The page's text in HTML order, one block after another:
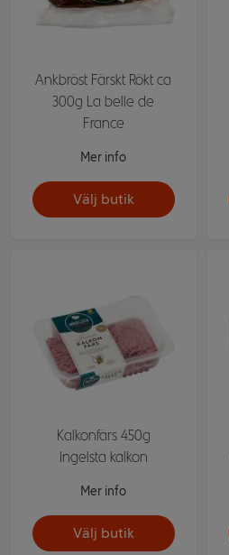
Ankbröst Färskt Rökt ca
300g La belle de
France
Mer info
Välj butik
Kalkonfärs 450g
Ingelsta kalkon
Mer info
Välj butik